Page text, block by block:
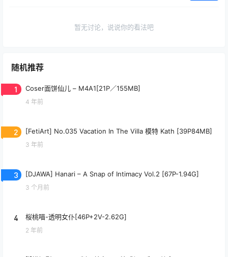
暂无讨论，说说你的看法吧
随机推荐
1 Coser面饼仙儿 – M4A1[21P／155MB]
4 年前
2 [FetiArt] No.035 Vacation In The Villa 模特 Kath [39P84MB]
3 年前
3 [DJAWA] Hanari – A Snap of Intimacy Vol.2 [67P-1.94G]
3 个月前
4 桜桃喵-透明女仆[46P+2V-2.62G]
2 年前